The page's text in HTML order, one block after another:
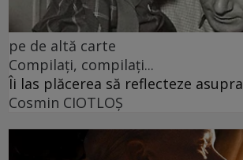
pe de altă carte
Compilați, compilați...
Îi las plăcerea să reflecteze asupra
Cosmin CIOTLOŞ